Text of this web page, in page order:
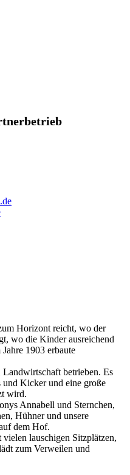
Horizont reicht, wo der
wo die Kinder ausreichend
1903 erbaute
betrieben. Es
und Kicker und eine große
wird.
Annabell und Sternchen,
Hühner und unsere
dem Hof.
lauschigen Sitzplätzen,
zum Verweilen und